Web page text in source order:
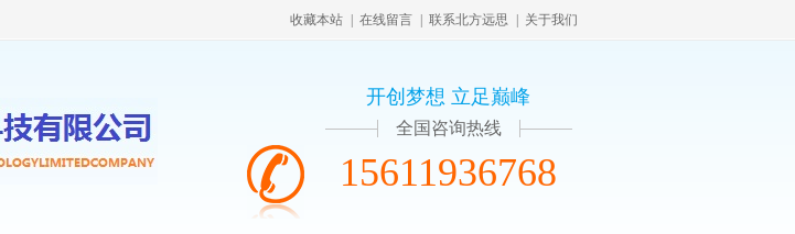
收藏本站 在线留言 联系北方远思 关于我们
开创梦想 立足巅峰
全国咨询热线
15611936768